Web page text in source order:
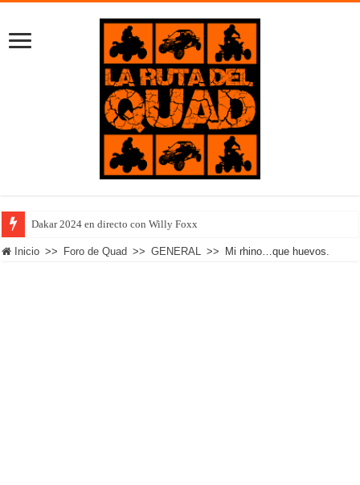
Dakar 2024 en directo con Willy Foxx
Inicio >> Foro de Quad >> GENERAL >> Mi rhino…que huevos.